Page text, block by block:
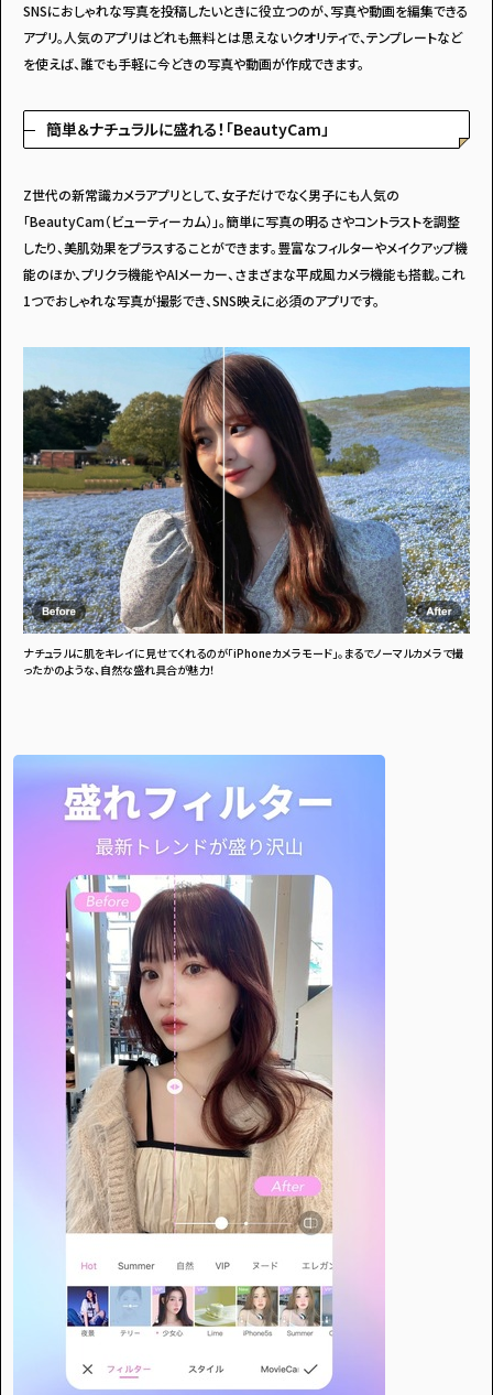
アンケートに
答えて
イベントに参加しよう！
・読者プレゼント
・広告掲載のお問い合わせ
SNSにおしゃれな写真を投稿したいときに役立つのが、写真や動画を編集できる
アプリ。人気のアプリはどれも無料とは思えないクオリティで、テンプレートなど
を使えば、誰でも手軽に今どきの写真や動画が作成できます。
簡単＆ナチュラルに盛れる！「BeautyCam」
Z世代の新常識カメラアプリとして、女子だけでなく男子にも人気の
「BeautyCam（ビューティーカム）」。簡単に写真の明るさやコントラストを調整
したり、美肌効果をプラスすることができます。豊富なフィルターやメイクアップ機
能のほか、プリクラ機能やAIメーカー、さまざまな平成風カメラ機能も搭載。これ
1つでおしゃれな写真が撮影でき、SNS映えに必須のアプリです。
ナチュラルに肌をキレイに見せてくれるのが「iPhoneカメラモード」。まるでノーマルカメラで撮
ったかのような、自然な盛れ具合が魅力！